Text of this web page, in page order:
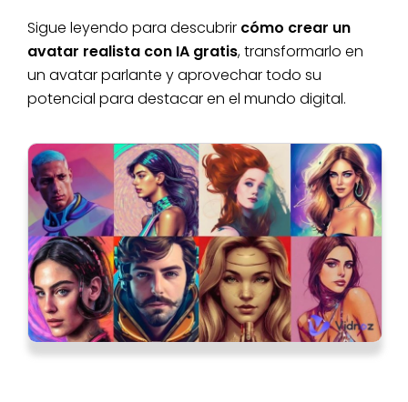
Sigue leyendo para descubrir cómo crear un
avatar realista con IA gratis, transformarlo en
un avatar parlante y aprovechar todo su
potencial para destacar en el mundo digital.